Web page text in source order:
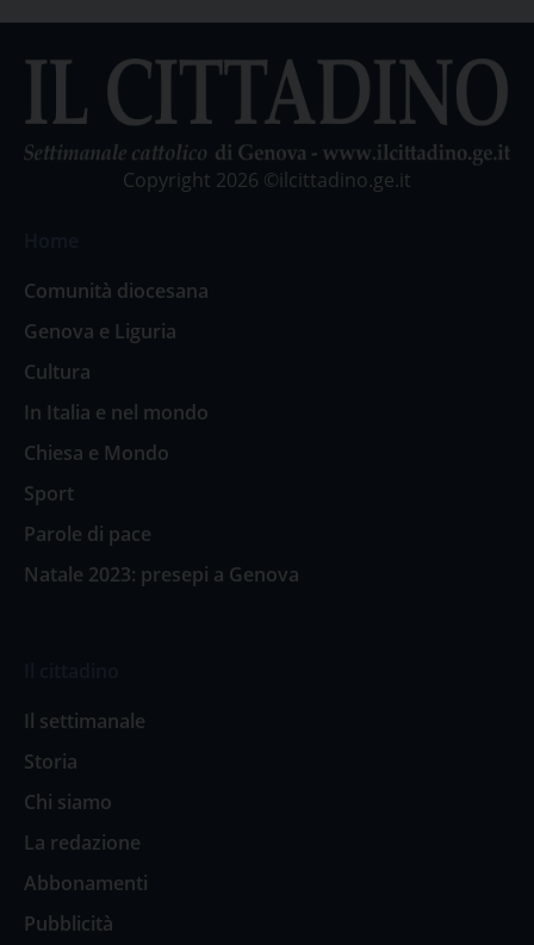
Copyright 2026 ©ilcittadino.ge.it
Comunità diocesana
Genova e Liguria
Cultura
In Italia e nel mondo
Chiesa e Mondo
Sport
Parole di pace
Natale 2023: presepi a Genova
Il settimanale
Storia
Chi siamo
La redazione
Abbonamenti
Pubblicità